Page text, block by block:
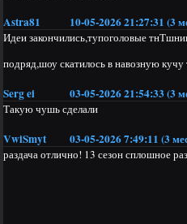
Astra81 10-05-2026 21:27:31 (3
Идеи закончились,тупоголовые
подряд,шоу скатилось в навозную кучу
Serg ei 03-05-2026 21:54:33 (3
Такую чушь сделали
VwiSmyt 03-05-2026 7:49:11 (3
раздача отлично! 13 сезон сплошное